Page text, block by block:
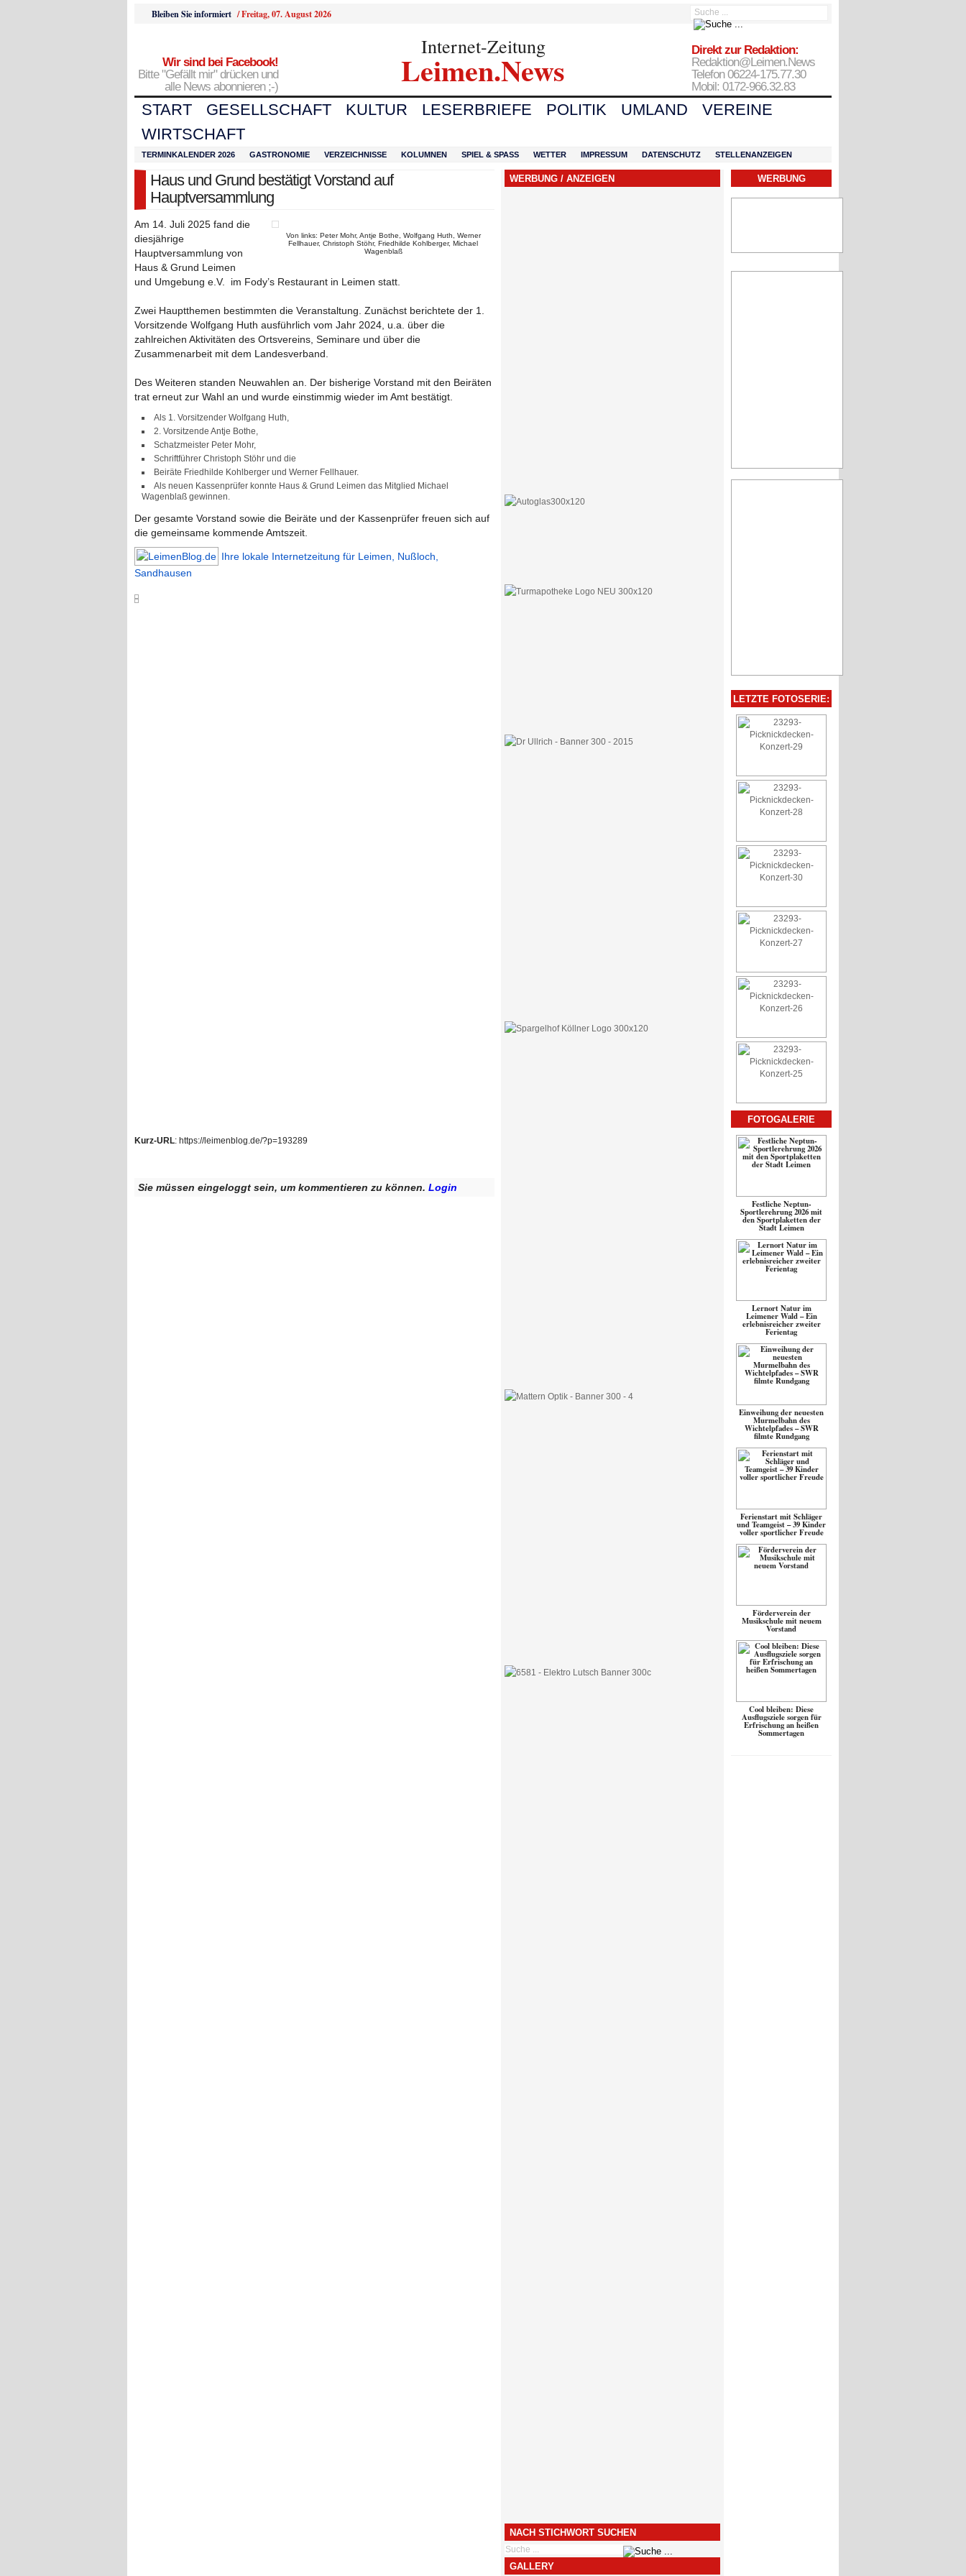
Bleiben Sie informiert /Freitag, 07. August 2026
Wir sind bei Facebook!
Bitte "Gefällt mir" drücken und
alle News abonnieren ;-)
Internet-Zeitung
Leimen.News
Direkt zur Redaktion:
Redaktion@Leimen.News
Telefon 06224-175.77.30
Mobil: 0172-966.32.83
START GESELLSCHAFT KULTUR LESERBRIEFE POLITIK UMLAND
VEREINE
WIRTSCHAFT
TERMINKALENDER 2026 GASTRONOMIE VERZEICHNISSE KOLUMNEN SPIEL & SPASS WETTER IMPRESSUM DATENSCHUTZ STELLENANZEIGEN
Haus und Grund bestätigt Vorstand auf
Hauptversammlung
Von links: Peter Mohr, Antje Bothe, Wolfgang Huth, Werner
Fellhauer, Christoph Stöhr, Friedhilde Kohlberger, Michael
Wagenblaß
Am 14. Juli 2025 fand die
diesjährige
Hauptversammlung von
Haus & Grund Leimen
und Umgebung e.V. im Fody’s Restaurant in Leimen statt.
Zwei Hauptthemen bestimmten die Veranstaltung. Zunächst berichtete der 1.
Vorsitzende Wolfgang Huth ausführlich vom Jahr 2024, u.a. über die
zahlreichen Aktivitäten des Ortsvereins, Seminare und über die
Zusammenarbeit mit dem Landesverband.
Des Weiteren standen Neuwahlen an. Der bisherige Vorstand mit den Beiräten
trat erneut zur Wahl an und wurde einstimmig wieder im Amt bestätigt.
Als 1. Vorsitzender Wolfgang Huth,
2. Vorsitzende Antje Bothe,
Schatzmeister Peter Mohr,
Schriftführer Christoph Stöhr und die
Beiräte Friedhilde Kohlberger und Werner Fellhauer.
Als neuen Kassenprüfer konnte Haus & Grund Leimen das Mitglied Michael
Wagenblaß gewinnen.
Der gesamte Vorstand sowie die Beiräte und der Kassenprüfer freuen sich auf
die gemeinsame kommende Amtszeit.
Ihre lokale Internetzeitung für Leimen, Nußloch,
Sandhausen
Kurz-URL: https://leimenblog.de/?p=193289
Sie müssen eingeloggt sein, um kommentieren zu können. Login
WERBUNG / ANZEIGEN
NACH STICHWORT SUCHEN
GALLERY
WERBUNG
LETZTE FOTOSERIE:
FOTOGALERIE
Festliche Neptun-
Sportlerehrung 2026 mit
den Sportplaketten der
Stadt Leimen
Lernort Natur im
Leimener Wald – Ein
erlebnisreicher zweiter
Ferientag
Einweihung der neuesten
Murmelbahn des
Wichtelpfades – SWR
filmte Rundgang
Ferienstart mit Schläger
und Teamgeist – 39 Kinder
voller sportlicher Freude
Förderverein der
Musikschule mit neuem
Vorstand
Cool bleiben: Diese
Ausflugsziele sorgen für
Erfrischung an heißen
Sommertagen